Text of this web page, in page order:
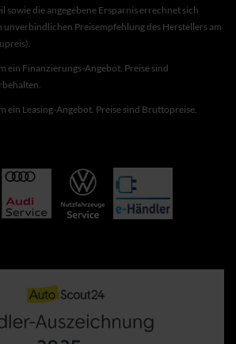
sowie die angegebene Ersparnis errechnet sich
unverbindlichen Preisempfehlung des Herstellers am
ein Finanzierungs-Angebot. Preise sind
ein Leasing-Angebot. Preise sind Bruttopreise.